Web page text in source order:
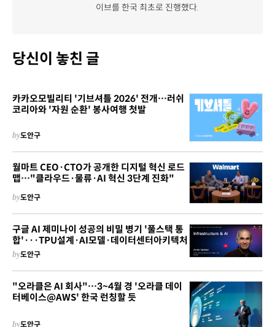
이브를 한국 최초로 진행했다.
당신이 놓친 글
카카오모빌리티 '기브셔틀 2026' 전개…러쉬
코리아와 '자원 순환' 봉사여행 첫발
by도안구
월마트 CEO·CTO가 공개한 디지털 혁신 로드
맵…"클라우드·물류·AI 혁신 3단계 진화"
by도안구
구글 AI 제미나이 성공의 비밀 병기 '풀스택 통
합'···TPU설계·AI모델·데이터센터아키텍처
by도안구
"오라클은 AI 회사"…3~4월 경 '오라클 데이
터베이스@AWS' 한국 런칭할 듯
by도안구